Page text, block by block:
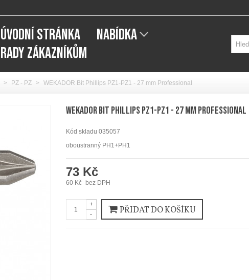
ÚVODNÍ STRÁNKA
NABÍDKA
RADY ZÁKAZNÍKŮM
> PZ - PZ > WEKADOR Bit Phillips PZ1-PZ1 - 27 mm Professional
WEKADOR Bit Phillips PZ1-PZ1 - 27 mm Professional
Kód skladu 035057
oboustranný PH1+PH1
73 Kč
60 Kč bez DPH
-
+
PŘIDAT DO KOŠÍKU